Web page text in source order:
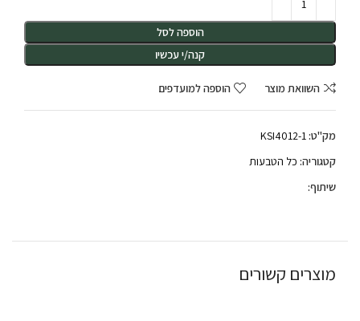
הוספה לסל
קנה/י עכשיו
השוואת מוצר הוספה למועדפים
מק"ט:KSI4012-1
קטגוריה: כל הטבעות
שיתוף:
מוצרים קשורים